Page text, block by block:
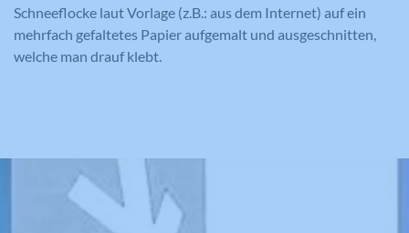
Schneeflocke laut Vorlage (z.B.: aus dem Internet) auf ein
mehrfach gefaltetes Papier aufgemalt und ausgeschnitten,
welche man drauf klebt.